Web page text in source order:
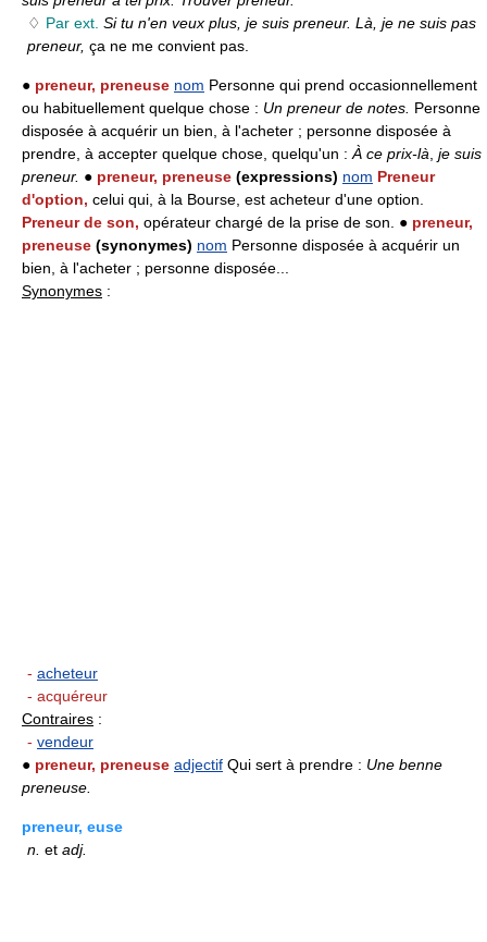
♢ Par ext. Si tu n'en veux plus, je suis preneur. Là, je ne suis pas
preneur, ça ne me convient pas.
● preneur, preneuse nom Personne qui prend occasionnellement
ou habituellement quelque chose : Un preneur de notes. Personne
disposée à acquérir un bien, à l'acheter ; personne disposée à
prendre, à accepter quelque chose, quelqu'un : À ce prix-là je suis
preneur. ● preneur, preneuse (expressions) nom Preneur
d'option, celui qui, à la Bourse, est acheteur d'une option.
Preneur de son, opérateur chargé de la prise de son. ● preneur,
preneuse (synonymes) nom Personne disposée à acquérir un
bien, à l'acheter ; personne disposée...
Synonymes :
- acheteur
- acquéreur
Contraires :
- vendeur
● preneur, preneuse adjectif Qui sert à prendre : Une benne
preneuse.
preneur, euse
n. et adj.